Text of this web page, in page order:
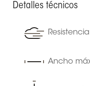
Detalles técnicos
Ancho